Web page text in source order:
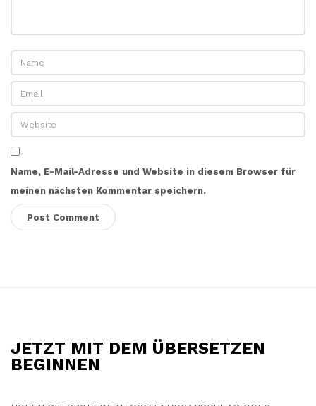
Name, E-Mail-Adresse und Website in diesem Browser für
meinen nächsten Kommentar speichern.
JETZT MIT DEM ÜBERSETZEN
BEGINNEN